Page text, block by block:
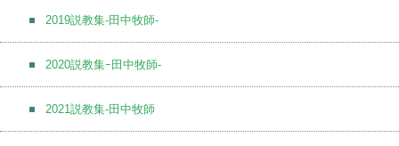
2019説教集-田中牧師-
2020説教集ｰ田中牧師-
2021説教集-田中牧師